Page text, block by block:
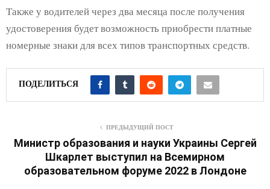
Также у водителей через два месяца после получения
удостоверения будет возможность приобрести платные
номерные знаки для всех типов транспортных средств.
ПОДЕЛИТЬСЯ
ПРЕДЫДУЩИЙ ПОСТ
Министр образования и науки Украины Сергей
Шкарлет выступил на Всемирном
образовательном форуме 2022 в Лондоне